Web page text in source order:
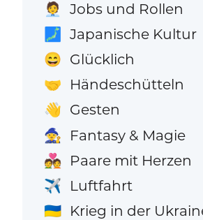
🧑‍💼 Jobs und Rollen
🗾 Japanische Kultur
😄 Glücklich
🤝 Händeschütteln
👋 Gesten
🧙 Fantasy & Magie
💑 Paare mit Herzen
✈️ Luftfahrt
🇺🇦 Krieg in der